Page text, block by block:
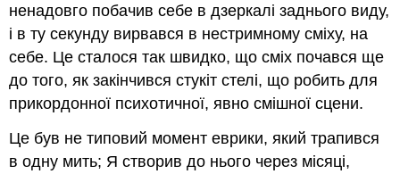
ненадовго побачив себе в дзеркалі заднього виду,
і в ту секунду вирвався в нестримному сміху, на
себе. Це сталося так швидко, що сміх почався ще
до того, як закінчився стукіт стелі, що робить для
прикордонної психотичної, явно смішної сцени.
Це був не типовий момент еврики, який трапився
в одну мить; Я створив до нього через місяці,